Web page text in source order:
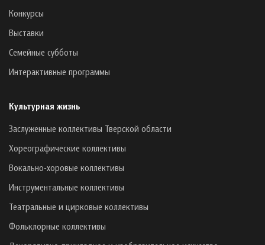
Конкурсы
Выставки
Семейные субботы
Интерактивные программы
Культурная жизнь
Заслуженные коллективы Тверской области
Хореографические коллективы
Вокально-хоровые коллективы
Инструментальные коллективы
Театральные и цирковые коллективы
Фольклорные коллективы